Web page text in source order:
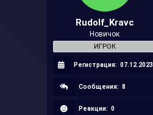
а
Rudolf_Kravc
Новичок
ИГРОК
Регистрация: 07.12.2023
Сообщения: 8
Реакции: 0